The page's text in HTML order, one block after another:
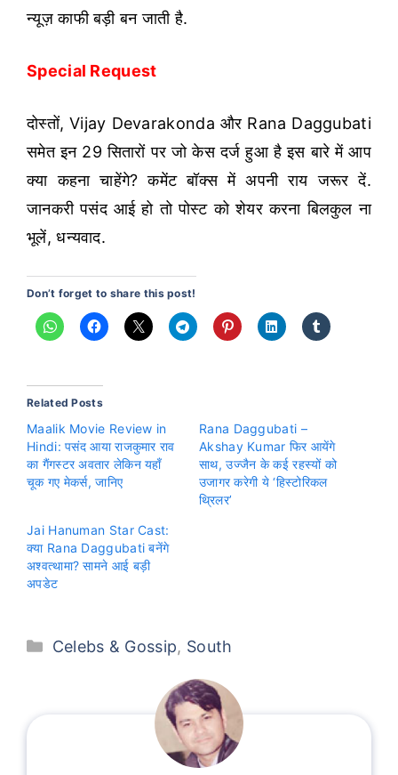
न्यूज़ काफी बड़ी बन जाती है.
Special Request
दोस्तों, Vijay Devarakonda और Rana Daggubati
समेत इन 29 सितारों पर जो केस दर्ज हुआ है इस बारे में आप
क्या कहना चाहेंगे? कमेंट बॉक्स में अपनी राय जरूर दें.
जानकरी पसंद आई हो तो पोस्ट को शेयर करना बिलकुल ना
भूलें, धन्यवाद.
Don’t forget to share this post!
Related Posts
Maalik Movie Review in
Hindi: पसंद आया राजकुमार राव
का गैंगस्टर अवतार लेकिन यहाँ
चूक गए मेकर्स, जानिए
Rana Daggubati –
Akshay Kumar फिर आयेंगे
साथ, उज्जैन के कई रहस्यों को
उजागर करेगी ये ‘हिस्टोरिकल
थ्रिलर’
Jai Hanuman Star Cast:
क्या Rana Daggubati बनेंगे
अश्वत्थामा? सामने आई बड़ी
अपडेट
Categories
Celebs & Gossip, South